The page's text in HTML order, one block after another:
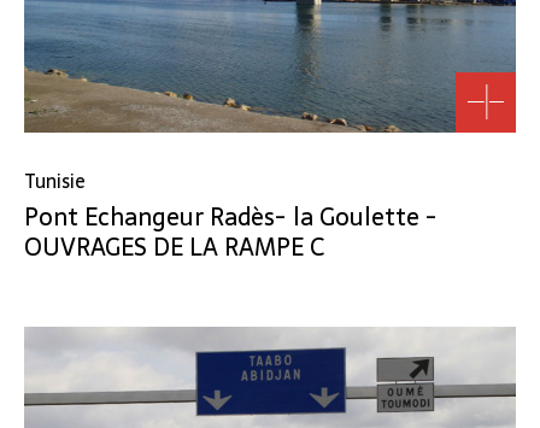
Tunisie
Pont Echangeur Radès- la Goulette -
OUVRAGES DE LA RAMPE C